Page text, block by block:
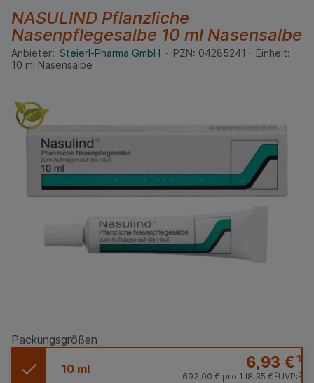
NASULIND Pflanzliche
Nasenpflegesalbe 10 ml Nasensalbe
Anbieter: Steierl-Pharma GmbH PZN: 04285241
Einheit:
10 ml Nasensalbe
Packungsgrößen
10 ml 6,93 €¹
UVP:³
8,35 €³
693,00 € pro 1 l